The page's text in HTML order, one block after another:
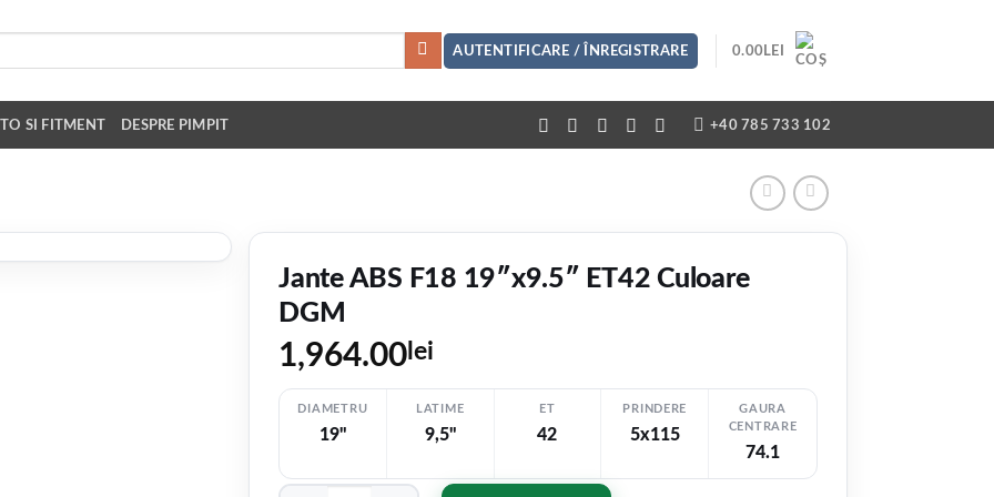
AUTENTIFICARE / ÎNREGISTRARE 0.00 LEI
SI FITMENT DESPRE PIMPIT +40 785 733 102
Jante ABS F18 19″x9.5″ ET42 Culoare
DGM
1,964.00 lei
DIAMETRU
19"
LATIME
9,5"
ET
42
PRINDERE
5x115
GAURA
CENTRARE
74.1